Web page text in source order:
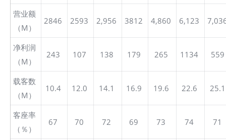
营业额
（M）
2846 2593 2,956 3812 4,860 6,123
净利润
（M）
243 107 138 179 265 1134 559
载客数
（M）
10.4 12.0 14.1 16.9 19.6 22.6 25.1
客座率
（％）
67 70 72 69 73 74 71